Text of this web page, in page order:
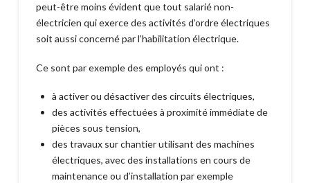
peut-être moins évident que tout salarié non-
électricien qui exerce des activités d’ordre électriques
soit aussi concerné par l’habilitation électrique.
Ce sont par exemple des employés qui ont :
à activer ou désactiver des circuits électriques,
des activités effectuées à proximité immédiate de
pièces sous tension,
des travaux sur chantier utilisant des machines
électriques, avec des installations en cours de
maintenance ou d’installation par exemple